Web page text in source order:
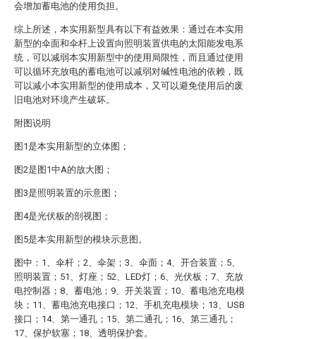
会增加蓄电池的使用负担。
综上所述，本实用新型具有以下有益效果：通过在本实用
新型的伞面和伞杆上设置向照明装置供电的太阳能发电系
统，可以减弱本实用新型中的使用局限性，而且通过使用
可以循环充放电的蓄电池可以减弱对碱性电池的依赖，既
可以减小本实用新型的使用成本，又可以避免使用后的废
旧电池对环境产生破坏。
附图说明
图1是本实用新型的立体图；
图2是图1中A的放大图；
图3是照明装置的示意图；
图4是光伏板的剖视图；
图5是本实用新型的模块示意图。
图中：1、伞杆；2、伞架；3、伞面；4、开合装置；5、
照明装置；51、灯座；52、LED灯；6、光伏板；7、充放
电控制器；8、蓄电池；9、开关装置；10、蓄电池充电模
块；11、蓄电池充电接口；12、手机充电模块；13、USB
接口；14、第一通孔；15、第二通孔；16、第三通孔；
17、保护软塞；18、透明保护套。